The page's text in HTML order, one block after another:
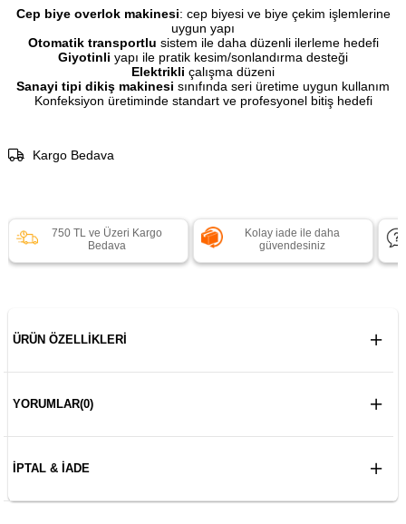
Cep biye overlok makinesi: cep biyesi ve biye çekim işlemlerine
uygun yapı
Otomatik transportlu sistem ile daha düzenli ilerleme hedefi
Giyotinli yapı ile pratik kesim/sonlandırma desteği
Elektrikli çalışma düzeni
Sanayi tipi dikiş makinesi sınıfında seri üretime uygun kullanım
Konfeksiyon üretiminde standart ve profesyonel bitiş hedefi
Kargo Bedava
750 TL ve Üzeri Kargo
Bedava
Kolay iade ile daha
güvendesiniz
ÜRÜN ÖZELLIKLERI
YORUMLAR(0)
İPTAL & İADE